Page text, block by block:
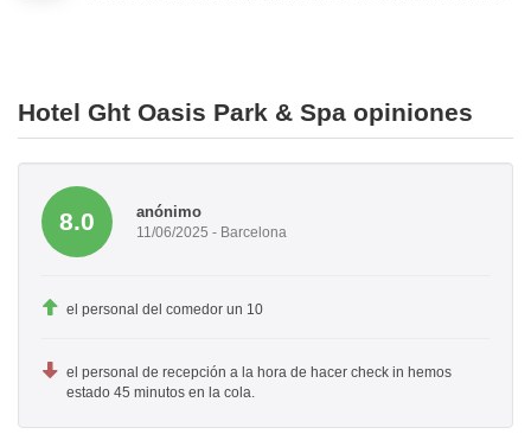
Hotel Ght Oasis Park & Spa opiniones
8.0 anónimo
11/06/2025 - Barcelona
el personal del comedor un 10
el personal de recepción a la hora de hacer check in hemos
estado 45 minutos en la cola.